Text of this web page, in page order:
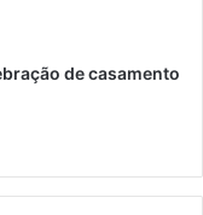
de casamento